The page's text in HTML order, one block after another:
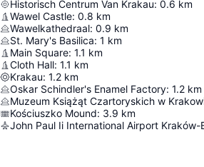
Historisch Centrum Van Krakau: 0.6 km
Wawel Castle: 0.8 km
Wawelkathedraal: 0.9 km
St. Mary's Basilica: 1 km
Main Square: 1.1 km
Cloth Hall: 1.1 km
Krakau: 1.2 km
Oskar Schindler's Enamel Factory: 1.2 km
Muzeum Książąt Czartoryskich w
Kościuszko Mound: 3.9 km
John Paul Ii International Airport Kraków-